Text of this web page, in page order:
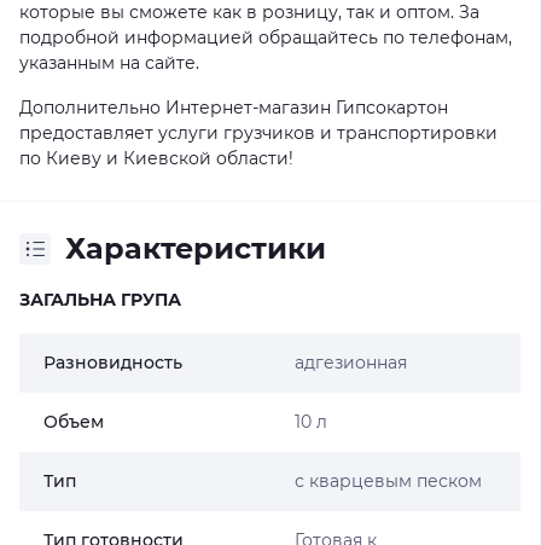
которые вы сможете как в розницу, так и оптом. За
подробной информацией обращайтесь по телефонам,
указанным на сайте.
Дополнительно Интернет-магазин Гипсокартон
предоставляет услуги грузчиков и транспортировки
по Киеву и Киевской области!
Характеристики
ЗАГАЛЬНА ГРУПА
Разновидность адгезионная
Объем 10 л
Тип с кварцевым песком
Тип готовности Готовая к